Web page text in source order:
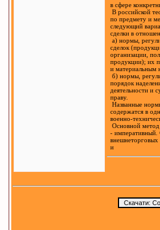
в сфере
В российской
по предмету и
следующий
сделки в
а) нормы,
сделок
организации,
продукции); их
и материальным
б) нормы,
порядок
деятельности и
праву.
Названные
содержатся в
военно-
Основной метод
- императивный.
внешнеторговых
и